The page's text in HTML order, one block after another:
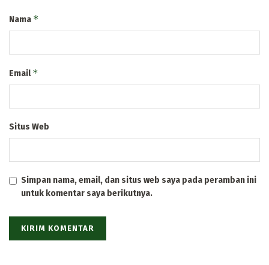
Nama *
Email*
Situs Web
Simpan nama, email, dan situs web saya pada peramban ini
untuk komentar saya berikutnya.